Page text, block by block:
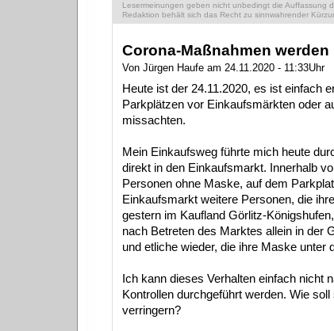
Lesermeinungen geben nicht unbedingt die Auffassung
Redaktion behält sich das Recht zu sinnwahrender
Corona-Maßnahmen
Von Jürgen Haufe am 24.11.2020 - 11:33Uhr
Heute ist der 24.11.2020, es ist einfach
Parkplätzen vor Einkaufsmärkten oder
missachten.
Mein Einkaufsweg führte mich heute
direkt in den Einkaufsmarkt. Innerhalb
Personen ohne Maske, auf dem
Einkaufsmarkt weitere Personen, die
gestern im Kaufland Görlitz-
nach Betreten des Marktes allein in der
und etliche wieder, die ihre Maske unter
Ich kann dieses Verhalten einfach nicht
Kontrollen durchgeführt werden. Wie
verringern?